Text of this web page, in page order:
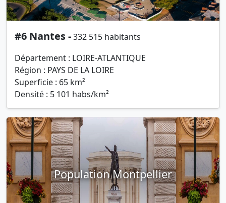
#6 Nantes -332 515 habitants
Département : LOIRE-ATLANTIQUE
Région : PAYS DE LA LOIRE
Superficie : 65 km²
Densité : 5 101 habs/km²
Population Montpellier